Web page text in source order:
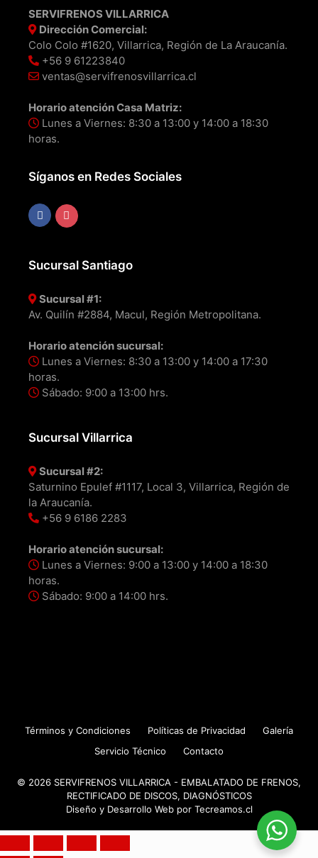
SERVIFRENOS VILLARRICA
Dirección Comercial:
Colo Colo #1620, Villarrica, Región de La Araucanía.
+56 9 61223840
ventas@servifrenosvillarrica.cl
Horario atención Casa Matriz:
Lunes a Viernes: 8:30 a 13:00 y 14:00 a 18:30
horas.
Síganos en Redes Sociales
Sucursal Santiago
Sucursal #1:
Av. Quilín #2884, Macul, Región Metropolitana.
Horario atención sucursal:
Lunes a Viernes: 8:30 a 13:00 y 14:00 a 17:30
horas.
Sábado: 9:00 a 13:00 hrs.
Sucursal Villarrica
Sucursal #2:
Saturnino Epulef #1117, Local 3, Villarrica, Región de
la Araucanía.
+56 9 6186 2283
Horario atención sucursal:
Lunes a Viernes: 9:00 a 13:00 y 14:00 a 18:30
horas.
Sábado: 9:00 a 14:00 hrs.
Términos y Condiciones Políticas de Privacidad
Galería
Servicio Técnico
Contacto
© 2026 SERVIFRENOS VILLARRICA - EMBALATADO DE FRENOS,
RECTIFICADO DE DISCOS, DIAGNÓSTICOS
Diseño y Desarrollo Web por Tecreamos.cl